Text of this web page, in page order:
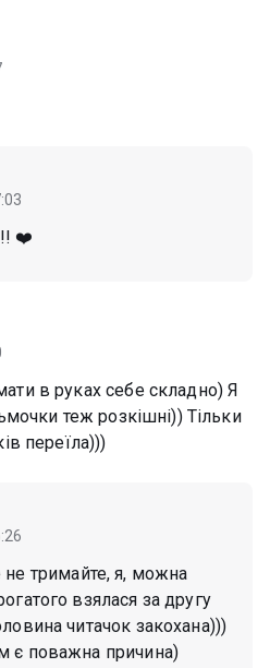
❤️
в руках себе складно) Я
теж розкішні)) Тільки
переїла)))
не тримайте, я, можна
взялася за другу
читачок закохана)))
є поважна причина)